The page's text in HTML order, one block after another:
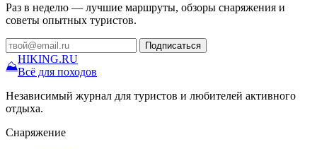
Раз в неделю — лучшие маршруты, обзоры снаряжения и
советы опытных туристов.
Подписаться
⛰
HIKING.RU
Всё для походов
Независимый журнал для туристов и любителей активного
отдыха.
Снаряжение